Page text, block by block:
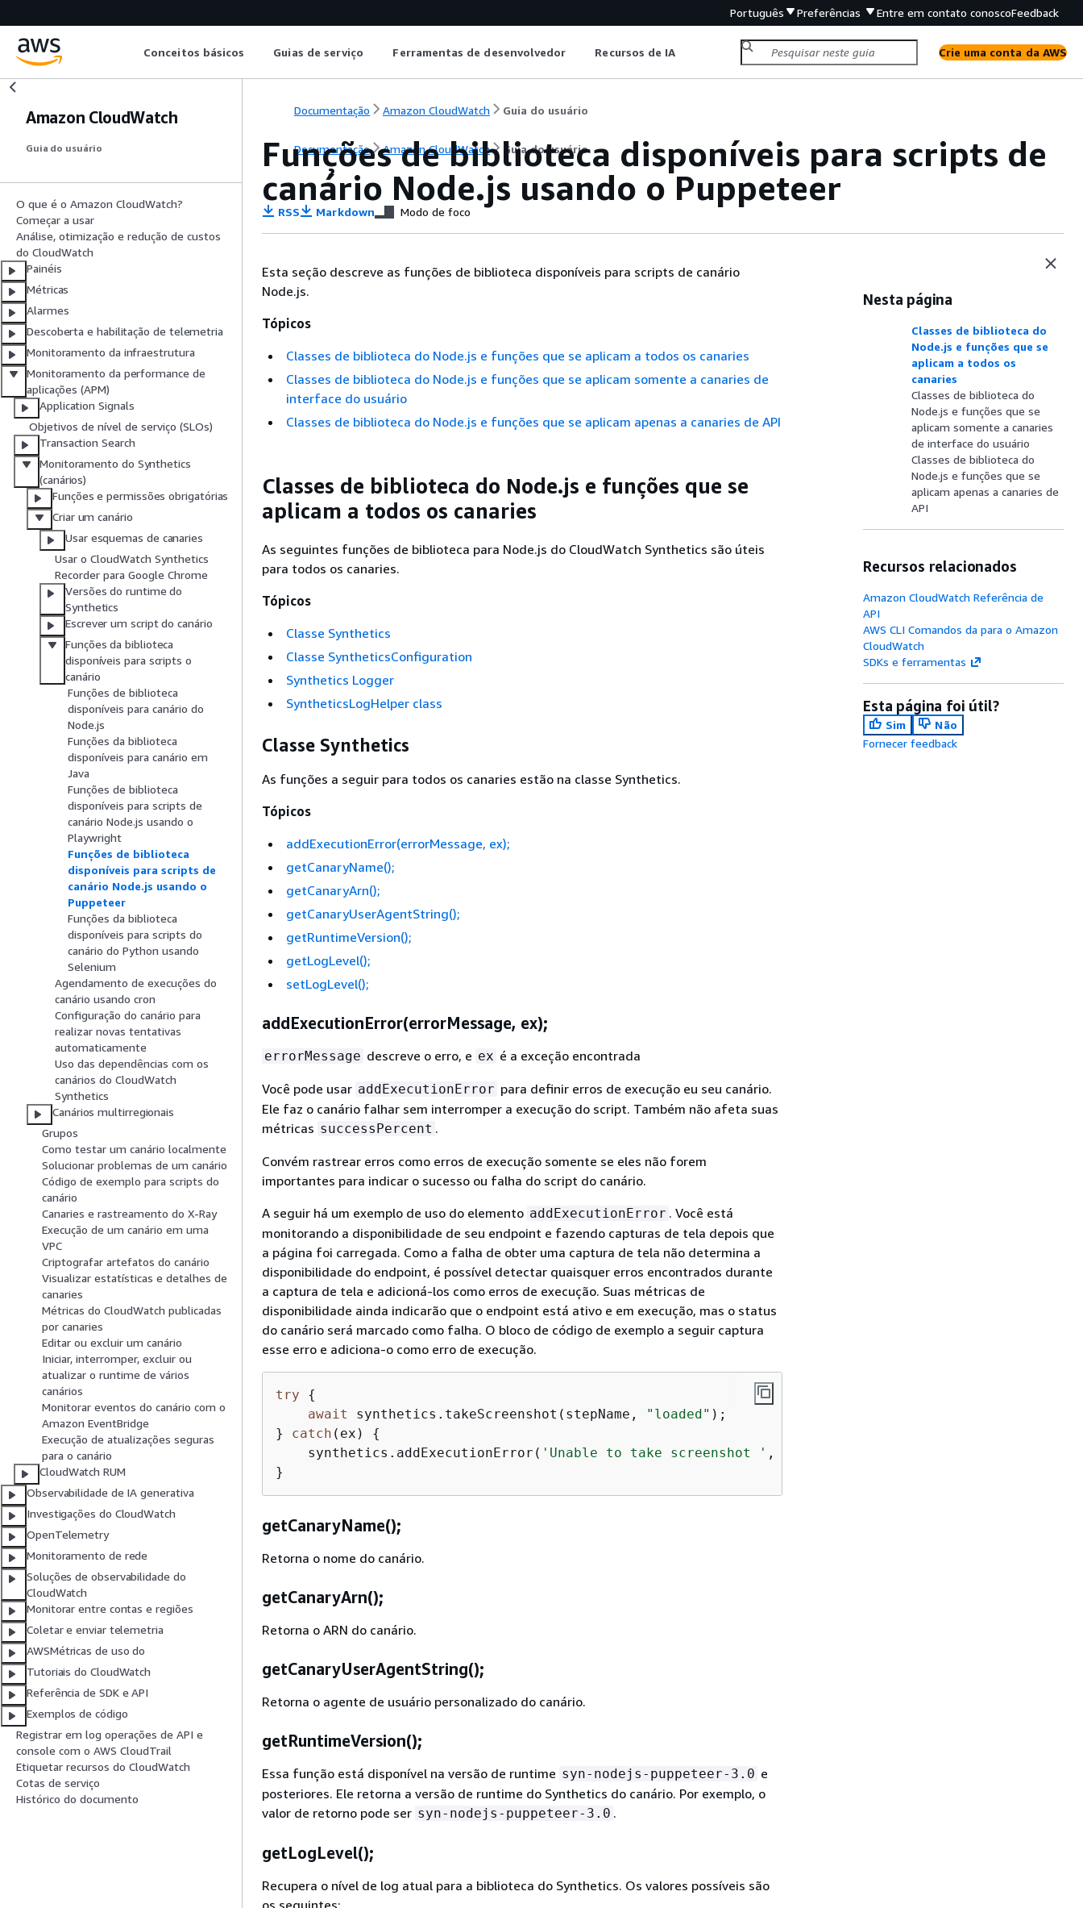
Português Preferências Entre em contato conoscoFeedback
Conceitos básicos Guias de serviço Ferramentas de desenvolvedor Recursos de IA Crie uma conta da AWS
Amazon CloudWatch
Guia do usuário
O que é o Amazon CloudWatch?
Começar a usar
Análise, otimização e redução de custos
do CloudWatch
Painéis
Métricas
Alarmes
Descoberta e habilitação de telemetria
Monitoramento da infraestrutura
Monitoramento da performance de
aplicações (APM)
Application Signals
Objetivos de nível de serviço (SLOs)
Transaction Search
Monitoramento do Synthetics
(canários)
Funções e permissões obrigatórias
Criar um canário
Usar esquemas de canaries
Usar o CloudWatch Synthetics
Recorder para Google Chrome
Versões do runtime do
Synthetics
Escrever um script do canário
Funções da biblioteca
disponíveis para scripts o
canário
Funções de biblioteca
disponíveis para canário do
Node.js
Funções da biblioteca
disponíveis para canário em
Java
Funções de biblioteca
disponíveis para scripts de
canário Node.js usando o
Playwright
Funções de biblioteca
disponíveis para scripts de
canário Node.js usando o
Puppeteer
Funções da biblioteca
disponíveis para scripts do
canário do Python usando
Selenium
Agendamento de execuções do
canário usando cron
Configuração do canário para
realizar novas tentativas
automaticamente
Uso das dependências com os
canários do CloudWatch
Synthetics
Canários multirregionais
Grupos
Como testar um canário localmente
Solucionar problemas de um canário
Código de exemplo para scripts do
canário
Canaries e rastreamento do X-Ray
Execução de um canário em uma
VPC
Criptografar artefatos do canário
Visualizar estatísticas e detalhes de
canaries
Métricas do CloudWatch publicadas
por canaries
Editar ou excluir um canário
Iniciar, interromper, excluir ou
atualizar o runtime de vários
canários
Monitorar eventos do canário com o
Amazon EventBridge
Execução de atualizações seguras
para o canário
CloudWatch RUM
Observabilidade de IA generativa
Investigações do CloudWatch
OpenTelemetry
Monitoramento de rede
Soluções de observabilidade do
CloudWatch
Monitorar entre contas e regiões
Coletar e enviar telemetria
AWSMétricas de uso do
Tutoriais do CloudWatch
Referência de SDK e API
Exemplos de código
Registrar em log operações de API e
console com o AWS CloudTrail
Etiquetar recursos do CloudWatch
Cotas de serviço
Histórico do documento
Documentação Amazon CloudWatch Guia do usuário
Documentação Amazon CloudWatch Guia do usuário
Funções de biblioteca disponíveis para scripts de
canário Node.js usando o Puppeteer
RSS Markdown Modo de foco
Esta seção descreve as funções de biblioteca disponíveis para scripts de canário
Node.js.
Tópicos
Classes de biblioteca do Node.js e funções que se aplicam a todos os canaries
Classes de biblioteca do Node.js e funções que se aplicam somente a canaries de
interface do usuário
Classes de biblioteca do Node.js e funções que se aplicam apenas a canaries de API
Classes de biblioteca do Node.js e funções que se
aplicam a todos os canaries
As seguintes funções de biblioteca para Node.js do CloudWatch Synthetics são úteis
para todos os canaries.
Tópicos
Classe Synthetics
Classe SyntheticsConfiguration
Synthetics Logger
SyntheticsLogHelper class
Classe Synthetics
As funções a seguir para todos os canaries estão na classe Synthetics.
Tópicos
addExecutionError(errorMessage, ex);
getCanaryName();
getCanaryArn();
getCanaryUserAgentString();
getRuntimeVersion();
getLogLevel();
setLogLevel();
addExecutionError(errorMessage, ex);
errorMessage descreve o erro, e ex é a exceção encontrada
Você pode usar addExecutionError para definir erros de execução eu seu canário.
Ele faz o canário falhar sem interromper a execução do script. Também não afeta suas
métricas successPercent .
Convém rastrear erros como erros de execução somente se eles não forem
importantes para indicar o sucesso ou falha do script do canário.
A seguir há um exemplo de uso do elemento addExecutionError . Você está
monitorando a disponibilidade de seu endpoint e fazendo capturas de tela depois que
a página foi carregada. Como a falha de obter uma captura de tela não determina a
disponibilidade do endpoint, é possível detectar quaisquer erros encontrados durante
a captura de tela e adicioná-los como erros de execução. Suas métricas de
disponibilidade ainda indicarão que o endpoint está ativo e em execução, mas o status
do canário será marcado como falha. O bloco de código de exemplo a seguir captura
esse erro e adiciona-o como erro de execução.
try
{
await
synthetics.takeScreenshot(stepName, "loaded" );
} catch (ex) {
    synthetics.addExecutionError(
'Unable to take screenshot ' , ex);
}
getCanaryName();
Retorna o nome do canário.
getCanaryArn();
Retorna o ARN do canário.
getCanaryUserAgentString();
Retorna o agente de usuário personalizado do canário.
getRuntimeVersion();
Essa função está disponível na versão de runtime syn-nodejs-puppeteer-3.0 e
posteriores. Ele retorna a versão de runtime do Synthetics do canário. Por exemplo, o
valor de retorno pode ser syn-nodejs-puppeteer-3.0 .
getLogLevel();
Recupera o nível de log atual para a biblioteca do Synthetics. Os valores possíveis são
os seguintes:
Nesta página
Classes de biblioteca do
Node.js e funções que se
aplicam a todos os
canaries
Classes de biblioteca do
Node.js e funções que se
aplicam somente a canaries
de interface do usuário
Classes de biblioteca do
Node.js e funções que se
aplicam apenas a canaries de
API
Recursos relacionados
Amazon CloudWatch Referência de
API
AWS CLI Comandos da para o Amazon
CloudWatch
SDKs e ferramentas
Esta página foi útil?
Sim
Não
Fornecer feedback